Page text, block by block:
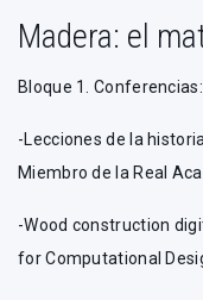
Madera: el
Bloque 1. Conferencias:
-Lecciones de la
Miembro de la Real
-Wood construction
for Computational